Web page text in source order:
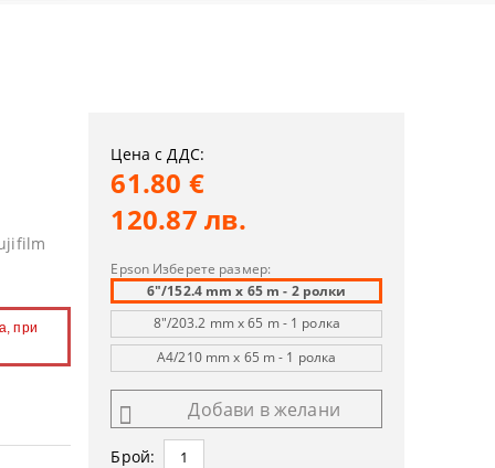
при
Цена с ДДС:
61.80 €
120.87 лв.
Epson Изберете размер:
6"/152.4 mm x 65 m - 2 ролки
8"/203.2 mm x 65 m - 1 ролка
A4/210 mm x 65 m - 1 ролкa
Добави в желани
Брой: